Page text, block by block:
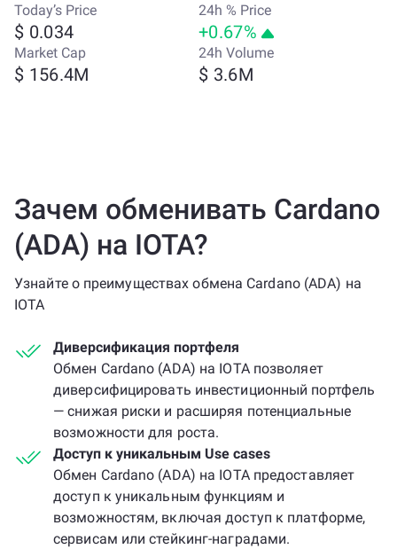
Today’s Price
$ 0.034
24h % Price
+0.67%
Market Cap
$ 156.4M
24h Volume
$ 3.6M
Зачем обменивать Cardano
(ADA) на IOTA?
Узнайте о преимуществах обмена Cardano (ADA) на
IOTA
Диверсификация портфеля
Обмен Cardano (ADA) на IOTA позволяет
диверсифицировать инвестиционный портфель
— снижая риски и расширяя потенциальные
возможности для роста.
Доступ к уникальным Use cases
Обмен Cardano (ADA) на IOTA предоставляет
доступ к уникальным функциям и
возможностям, включая доступ к платформе,
сервисам или стейкинг-наградами.